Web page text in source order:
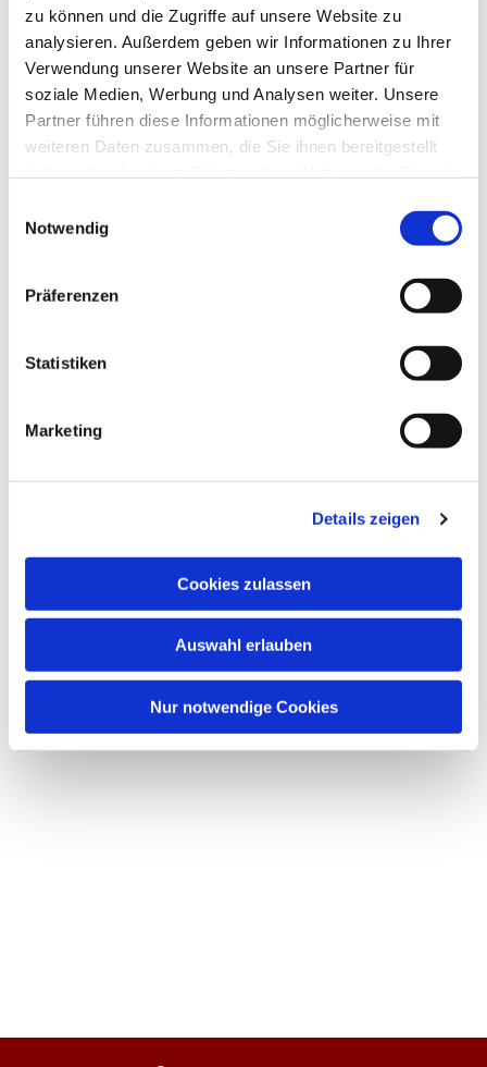
zu können und die Zugriffe auf unsere Website zu
analysieren. Außerdem geben wir Informationen zu Ihrer
Verwendung unserer Website an unsere Partner für
soziale Medien, Werbung und Analysen weiter. Unsere
Partner führen diese Informationen möglicherweise mit
weiteren Daten zusammen, die Sie ihnen bereitgestellt
Notwendig
Präferenzen
Statistiken
Marketing
Details zeigen
Cookies zulassen
Auswahl erlauben
Nur notwendige Cookies